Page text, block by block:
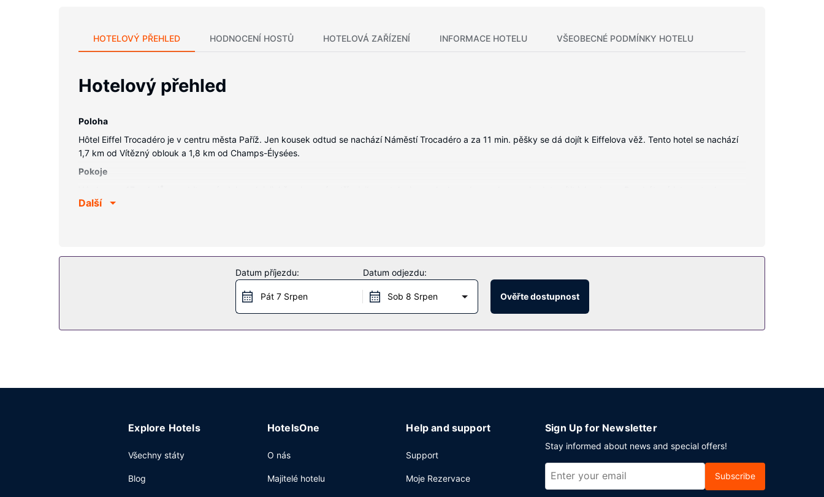
HOTELOVÝ PŘEHLED HODNOCENÍ HOSTŮ HOTELOVÁ ZAŘÍZENÍ INFORMACE HOTELU VŠEOBECNÉ PODMÍNKY HOTELU
Hotelový přehled
Poloha
Hôtel Eiffel Trocadéro je v centru města Paříž. Jen kousek odtud se nachází Náměstí Trocadéro a za 11 min. pěšky se dá dojít k Eiffelova věž. Tento hotel se nachází
1,7 km od Vítězný oblouk a 1,8 km od Champs-Élysées.
Pokoje
vám zajistí spojení se světem a televize, která nabízí satelitní kanály, dobrou zábavu. Soukromé koupelny nabízí vybavení, jehož součástí jsou vana či sprcha,
Když dostanete hlad, navštivte restauraci Les Jardins du Trocadero, kde se podává oběd a večeře a specialitou místních kuchařů je francouzská kuchyně. Můžete
také zůstat v pohodlí svého pokoje a využít 24hodinovou pokojovou službu. Chcete-li svůj rušný den zakončit u svého oblíbeného nápoje, navštivte bar/salonek. Za
malý příplatek budete zváni na bufetovou snídani.
Další
Datum příjezdu:
Pát 7 Srpen
Datum odjezdu:
Sob 8 Srpen Ověřte dostupnost
Explore Hotels
Všechny státy
Blog
HotelsOne
O nás
Majitelé hotelu
Help and support
Support
Moje Rezervace
Sign Up for Newsletter
Stay informed about news and special offers!
Subscribe